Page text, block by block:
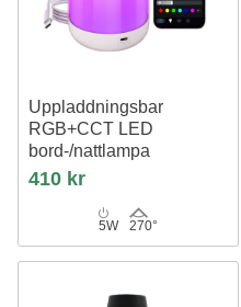
Uppladdningsbar
RGB+CCT LED
bord-/nattlampa
Bluetooth, Vit, touch dimbar, IP20
inomhus
410 kr
5W 270°